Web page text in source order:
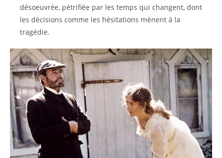
désoeuvrée, pétrifiée par les temps qui changent, dont
les décisions comme les hésitations mènent à la
tragédie.